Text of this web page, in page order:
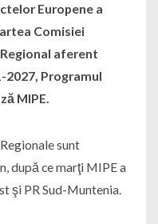
Europene a
Comisiei
aferent
2027, Programul
MIPE.
sunt
după ce marţi MIPE a
şi PR Sud-Muntenia.